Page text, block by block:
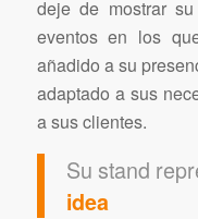
deje de mostrar
eventos en los
añadido a su
adaptado a sus
a sus clientes.
Su stand
idea